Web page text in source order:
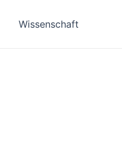
Wissenschaft